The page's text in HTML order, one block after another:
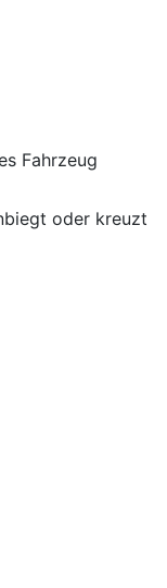
Fahrzeug
oder kreuzt